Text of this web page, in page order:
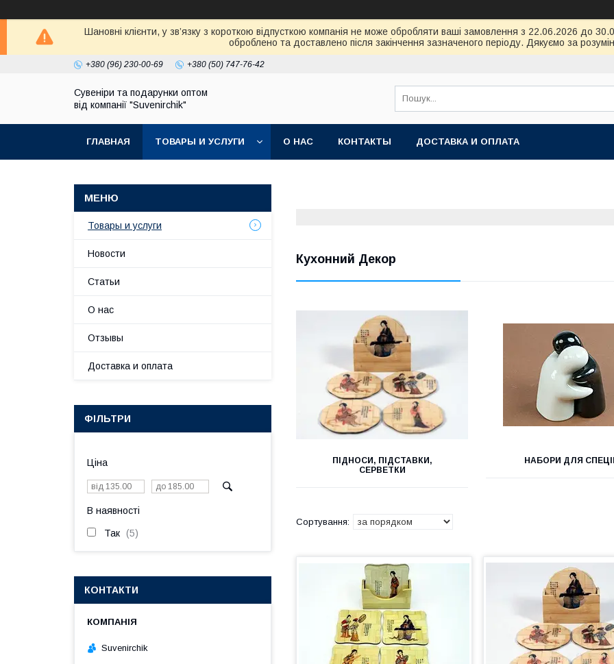
Шановні клієнти, у зв’язку з короткою відпусткою компанія не може обробляти ваші замовлення з 22.06.2026 до
оброблено та доставлено після закінчення зазначеного періоду. Дякуємо за
+380 (96) 230-00-69 +380 (50) 747-76-42
Сувеніри та подарунки оптом
від компанії "Suvenirchik"
ГЛАВНАЯ ТОВАРЫ И УСЛУГИ О НАС КОНТАКТЫ ДОСТАВКА И ОПЛАТА
Кухонний Декор
ПІДНОСИ, ПІДСТАВКИ,
СЕРВЕТКИ
НАБОРИ ДЛЯ
Товары и услуги
Новости
Статьи
О нас
Отзывы
Доставка и оплата
ФІЛЬТРИ
Ціна
В наявності
Так 5
КОНТАКТИ
Suvenirсhik